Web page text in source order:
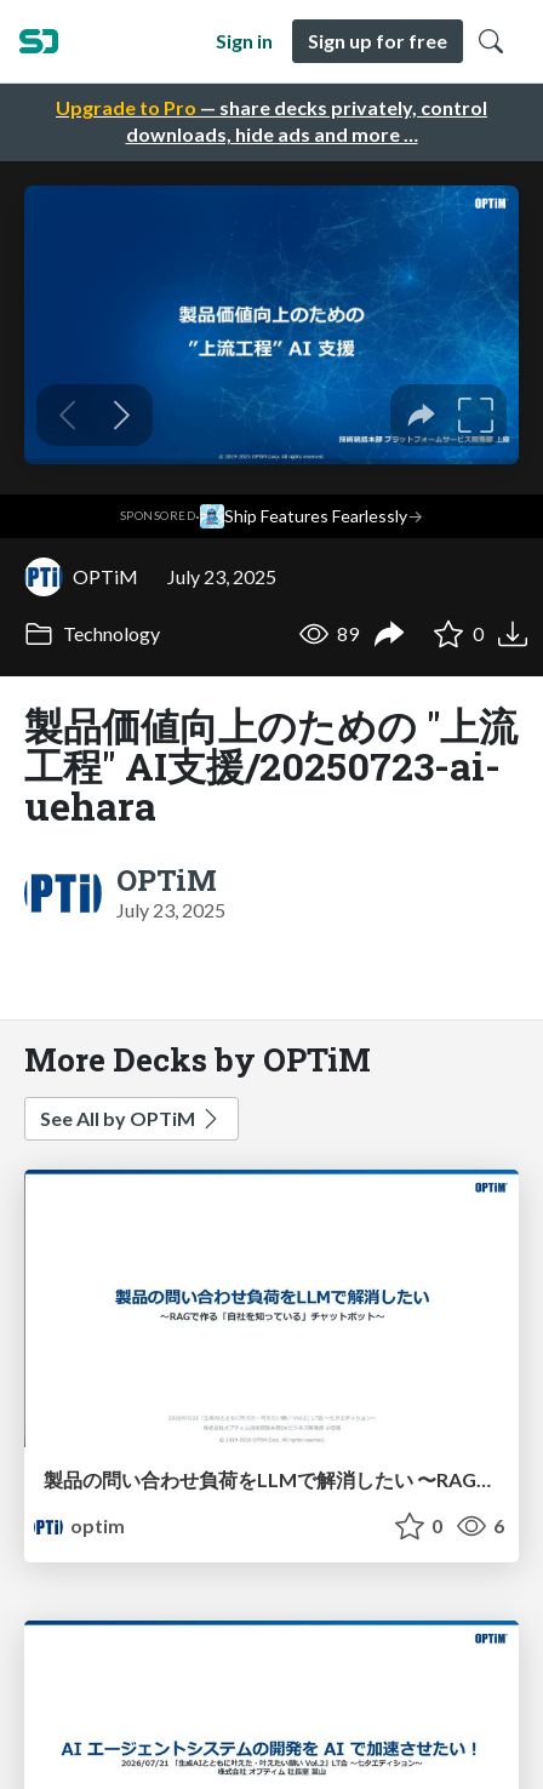
Upgrade to Pro — share decks privately, control
downloads, hide ads and more …
Sign in Sign up for free
SPONSORED· Ship Features Fearlessly→
OPTiM July 23, 2025
Technology 89 0
製品価値向上のための "上流
工程" AI支援/20250723-ai-
uehara
OPTiM
July 23, 2025
More Decks by OPTiM
See All by OPTiM
製品の問い合わせ負荷をLLMで解消したい​ 〜RAGで作る「自社を知っている」チャットボット〜​
optim
0 6